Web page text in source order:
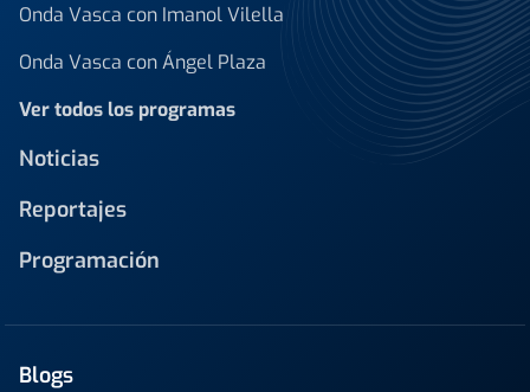
Onda Vasca con Imanol Vilella
Onda Vasca con Ángel Plaza
Ver todos los programas
Noticias
Reportajes
Programación
Blogs